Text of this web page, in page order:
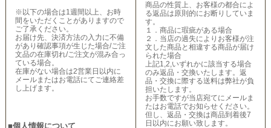
※以下の場合は1週間以上、お時
間をいただくことがありますので
ご了承ください。
お届け先、決済方法の入力に不備
があり確認事項が生じた場合/ご注
文品の在庫切れ/ご注文が混み合っ
ている場合。
在庫がない場合は2営業日以内に
メールまたはお電話にてご連絡差
し上げます。
■個人情報について
商品の性質上、お客様の都合によ
る返品は原則的にお断りしていま
す。
１．商品に瑕疵がある場合
２．当店の過失によりお客様が注
文した商品と相違する商品が届け
られた場合
上記1,2,いずれかに該当する場合
のみ返品・交換いたします。返
品・交換に際する送料は弊社が負
担いたします。
お手数ですが当店宛てにメールま
たはお電話でお知らせください。
但し、返品・交換は商品到着後7
日以内にお願い致します。